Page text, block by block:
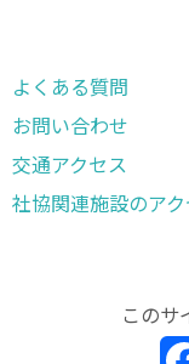
よくある質問
お問い合わせ
交通アクセス
社協関連施設のア
このサ